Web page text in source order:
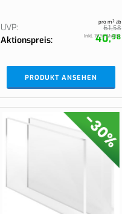
UVP 61,58
Aktionspreis
pro m² ab
40,98
Inkl. 19 % MwSt.
PRODUKT ANSEHEN